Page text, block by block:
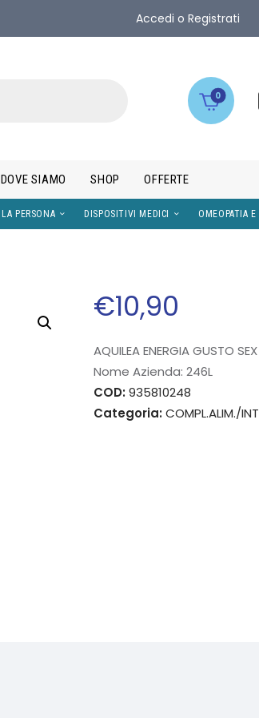
Accedi o Registrati
0
DOVE SIAMO SHOP OFFERTE
€10,90
AQUILEA ENERGIA GUSTO
Nome Azienda:246L
COD:935810248
Categoria:COMPL.ALIM./